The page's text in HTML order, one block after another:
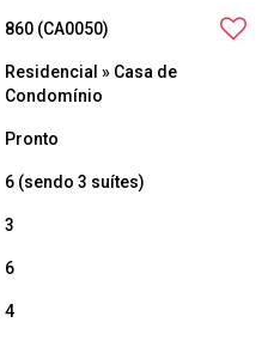
860 (CA0050)
Residencial » Casa de
Condomínio
Pronto
6 (sendo 3 suítes)
3
6
4